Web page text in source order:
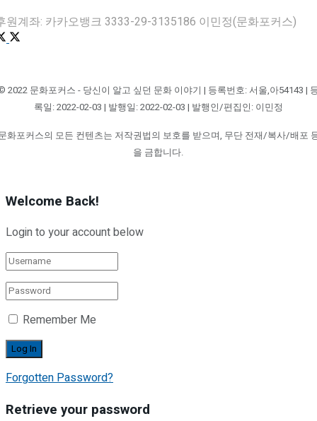
원계좌: 카카오뱅크 3333-29-3135186 이민정(문화포커스)
2022 문화포커스 - 당신이 알고 싶던 문화 이야기 | 등록번호: 서울,아54143 |
록일: 2022-02-03 | 발행일: 2022-02-03 | 발행인/편집인: 이민정
화포커스의 모든 컨텐츠는 저작권법의 보호를 받으며, 무단 전재/복사/배포
을 금합니다.
Welcome Back!
Login to your account below
Remember Me
Forgotten Password?
Retrieve your password